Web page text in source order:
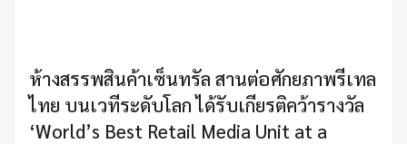
ห้างสรรพสินค้าเซ็นทรัล สานต่อศักยภาพรีเทล
ไทย บนเวทีระดับโลก ได้รับเกียรติคว้ารางวัล
‘World’s Best Retail Media Unit at a